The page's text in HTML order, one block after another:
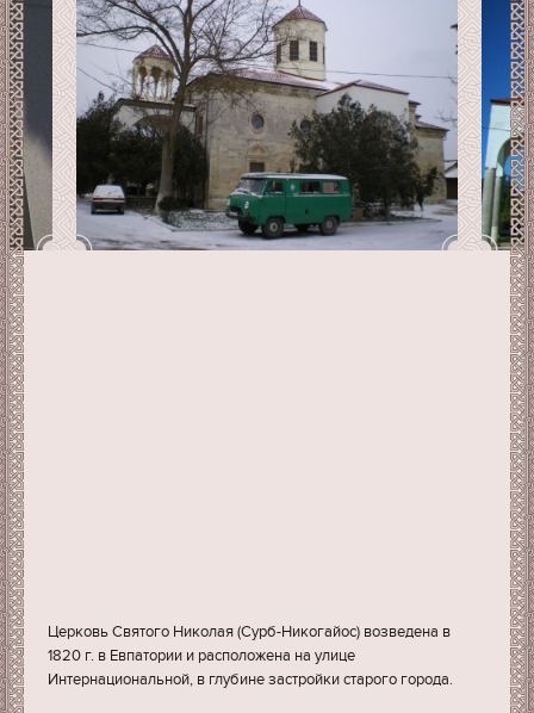
Церковь Святого Николая (Сурб-Никогайос) возведена в
1820 г. в Евпатории и расположена на улице
Интернациональной, в глубине застройки старого города.